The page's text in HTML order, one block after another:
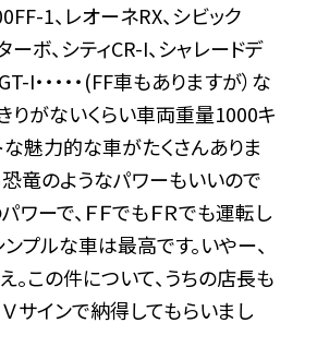
1、レオーネRX、シビック
ーボ、シティCR-I、シャレードデ
I・・・・・(FF車もありますが）な
りがないくらい車両重量1000キ
な魅力的な車がたくさんありま
恐竜のようなパワーもいいので
ワーで、ＦＦでもＦＲでも運転し
プルな車は最高です。いやー、
。この件について、うちの店長も
Ｖサインで納得してもらいまし